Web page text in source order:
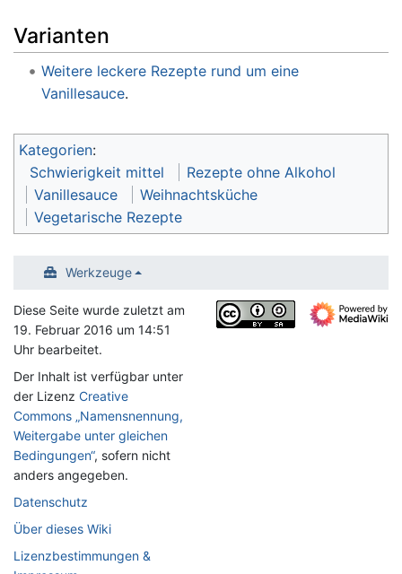
Varianten
Weitere leckere Rezepte rund um eine
Vanillesauce.
Kategorien:
Schwierigkeit mittel
Rezepte ohne Alkohol
Vanillesauce
Weihnachtsküche
Vegetarische Rezepte
Werkzeuge
Diese Seite wurde zuletzt am
19. Februar 2016 um 14:51
Uhr bearbeitet.
Der Inhalt ist verfügbar unter
der Lizenz Creative
Commons „Namensnennung,
Weitergabe unter gleichen
Bedingungen“, sofern nicht
anders angegeben.
Datenschutz
Über dieses Wiki
Lizenzbestimmungen &